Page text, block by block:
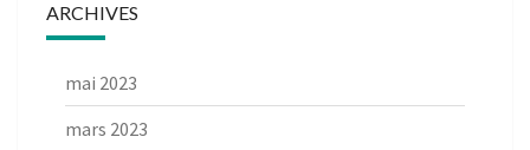
ARCHIVES
mai 2023
mars 2023